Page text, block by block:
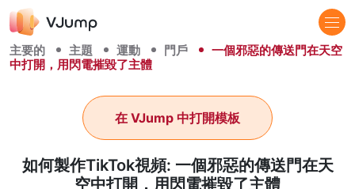
主要的 主題 運動 門戶
一個邪惡的傳送門在天空
中打開，用閃電摧毀了主體
如何製作TikTok視頻: 一個邪惡的傳送門在天
空中打開，用閃電摧毀了主體
在 VJump 中打開模板